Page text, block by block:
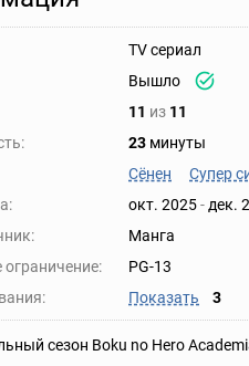
TV сериал
Вышло
11 из 11
23 минуты
Сёнен Супер
окт. 2025- дек.
Манга
ограничение:
PG-13
Показать 3
сезон Boku no Hero